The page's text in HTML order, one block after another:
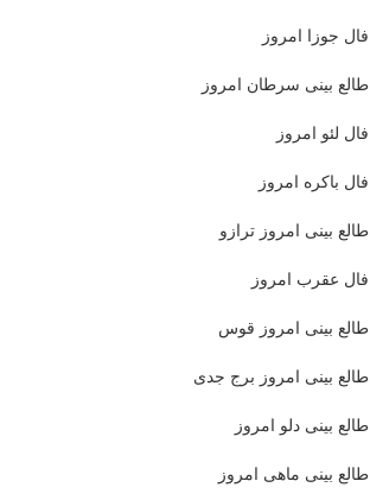
فال جوزا امروز
طالع بینی سرطان امروز
فال لئو امروز
فال باکره امروز
طالع بینی امروز ترازو
فال عقرب امروز
طالع بینی امروز قوس
طالع بینی امروز برج جدی
طالع بینی دلو امروز
طالع بینی ماهی امروز